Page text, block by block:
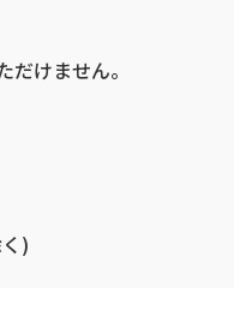
けません。
)